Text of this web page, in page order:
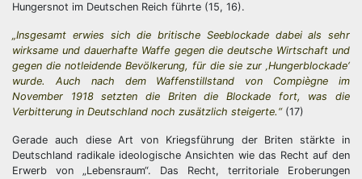
Hungersnot im Deutschen Reich führte (15, 16).
„Insgesamt erwies sich die britische Seeblockade dabei als sehr
wirksame und dauerhafte Waffe gegen die deutsche Wirtschaft und
gegen die notleidende Bevölkerung, für die sie zur ‚Hungerblockade‘
wurde. Auch nach dem Waffenstillstand von Compiègne im
November 1918 setzten die Briten die Blockade fort, was die
Verbitterung in Deutschland noch zusätzlich steigerte.“(17)
Gerade auch diese Art von Kriegsführung der Briten stärkte in
Deutschland radikale ideologische Ansichten wie das Recht auf den
Erwerb von „Lebensraum“. Das Recht, territoriale Eroberungen